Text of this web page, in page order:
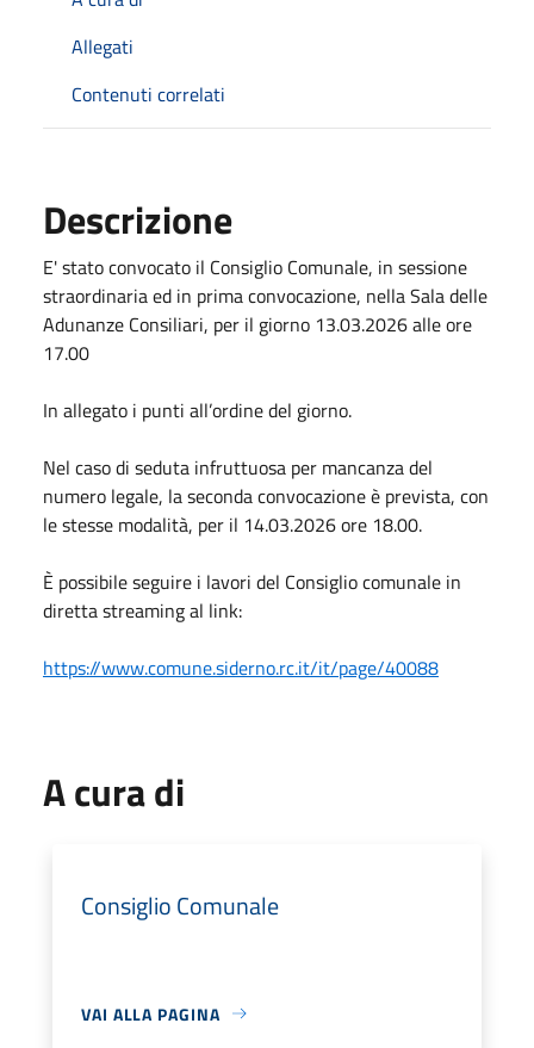
Allegati
Contenuti correlati
Descrizione
E' stato convocato il Consiglio Comunale, in sessione
straordinaria ed in prima convocazione, nella Sala delle
Adunanze Consiliari, per il giorno 13.03.2026 alle ore
17.00
In allegato i punti all’ordine del giorno.
Nel caso di seduta infruttuosa per mancanza del
numero legale, la seconda convocazione è prevista, con
le stesse modalità, per il 14.03.2026 ore 18.00.
È possibile seguire i lavori del Consiglio comunale in
diretta streaming al link:
https://www.comune.siderno.rc.it/it/page/40088
A cura di
Consiglio Comunale
VAI ALLA PAGINA